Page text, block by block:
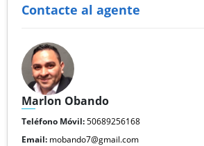
Contacte al agente
Marlon Obando
Teléfono Móvil:50689256168
Email: mobando7@gmail.com